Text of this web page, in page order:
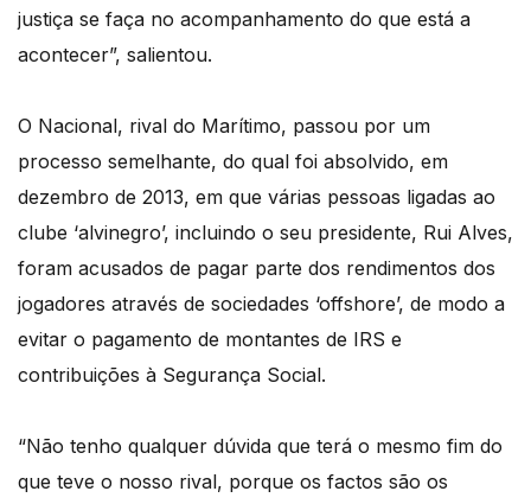
justiça se faça no acompanhamento do que está a
acontecer”, salientou.
O Nacional, rival do Marítimo, passou por um
processo semelhante, do qual foi absolvido, em
dezembro de 2013, em que várias pessoas ligadas ao
clube ‘alvinegro’, incluindo o seu presidente, Rui Alves,
foram acusados de pagar parte dos rendimentos dos
jogadores através de sociedades ‘offshore’, de modo a
evitar o pagamento de montantes de IRS e
contribuições à Segurança Social.
“Não tenho qualquer dúvida que terá o mesmo fim do
que teve o nosso rival, porque os factos são os